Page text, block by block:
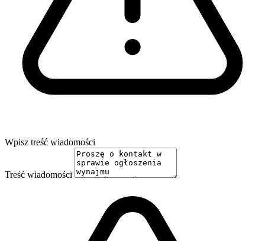
Wpisz treść wiadomości
Treść wiadomości